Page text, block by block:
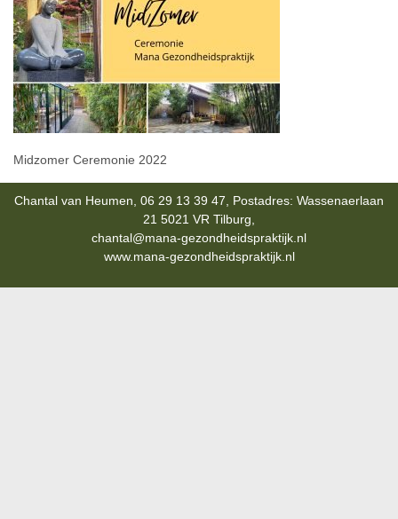
Midzomer Ceremonie 2022
Chantal van Heumen, 06 29 13 39 47, Postadres: Wassenaerlaan
21 5021 VR Tilburg,
chantal@mana-gezondheidspraktijk.nl
www.mana-gezondheidspraktijk.nl